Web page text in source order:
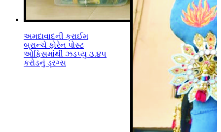
અમદાવાદની ક્રાઈમ
બ્રાન્ચે ફોરેન પોસ્ટ
ઓફિસમાંથી ઝડપ્યુ ૩.૪૫
કરોડનું ડ્રગ્સ